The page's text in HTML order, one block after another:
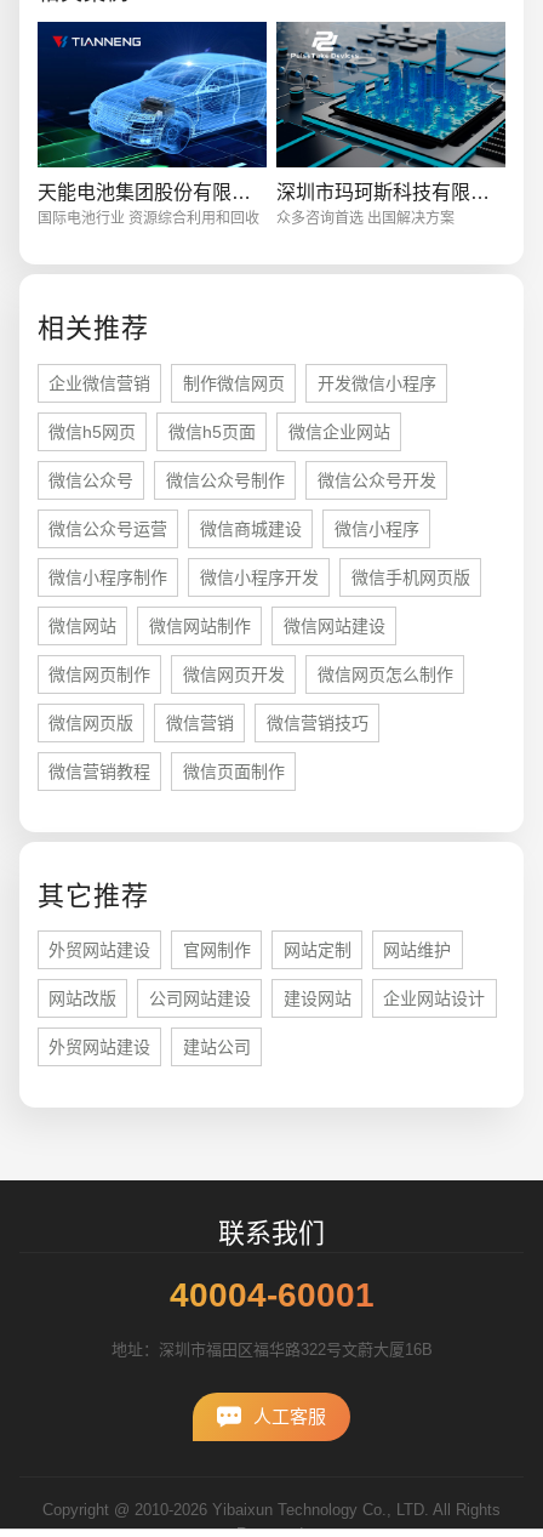
天能电池集团股份有限公司
国际电池行业 资源综合利用和回收
深圳市玛珂斯科技有限公司
众多咨询首选 出国解决方案
相关推荐
企业微信营销 制作微信网页 开发微信小程序
微信h5网页 微信h5页面 微信企业网站
微信公众号 微信公众号制作 微信公众号开发
微信公众号运营 微信商城建设 微信小程序
微信小程序制作 微信小程序开发 微信手机网页版
微信网站 微信网站制作 微信网站建设
微信网页制作 微信网页开发 微信网页怎么制作
微信网页版 微信营销 微信营销技巧
微信营销教程 微信页面制作
其它推荐
外贸网站建设 官网制作 网站定制 网站维护
网站改版 公司网站建设 建设网站 企业网站设计
外贸网站建设 建站公司
联系我们
40004-60001
地址：深圳市福田区福华路322号文蔚大厦16B
人工客服
Copyright @ 2010-2026 Yibaixun Technology Co., LTD. All Rights
电商及系统平台开发 · 微信小程序开发
您的预算 1万-3万
招标项目